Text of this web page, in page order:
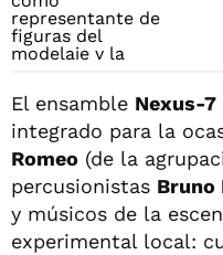
El ensamble Nexus-7
integrado para la
Romeo (de la
percusionistas Bruno
y músicos de la
experimental local: